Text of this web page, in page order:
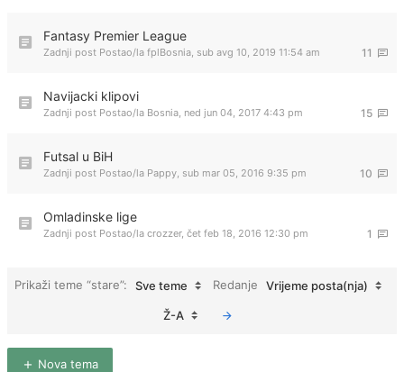
Fantasy Premier League
11
Zadnji post Postao/la fplBosnia, sub avg 10, 2019 11:54 am
Navijacki klipovi
15
Zadnji post Postao/la Bosnia, ned jun 04, 2017 4:43 pm
Futsal u BiH
10
Zadnji post Postao/la Pappy, sub mar 05, 2016 9:35 pm
Omladinske lige
1
Zadnji post Postao/la crozzer, čet feb 18, 2016 12:30 pm
Prikaži teme “stare”: Sve teme Redanje Vrijeme posta(nja)
Ž-A
Nova tema